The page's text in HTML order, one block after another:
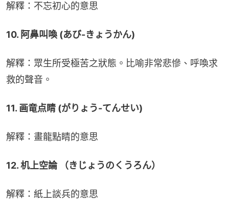
解釋：不忘初心的意思
10. 阿鼻叫喚 (あび-きょうかん)
解釋：眾生所受極苦之狀態。比喻非常悲慘、呼喚求
救的聲音。
11. 画竜点睛 (がりょう-てんせい)
解釋：畫龍點睛的意思
12. 机上空論 （きじょうのくうろん）
解釋：紙上談兵的意思